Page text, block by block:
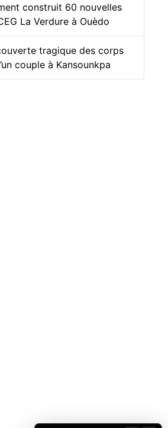
construit 60 nouvelles
La Verdure à Ouèdo
tragique des corps
couple à Kansounkpa